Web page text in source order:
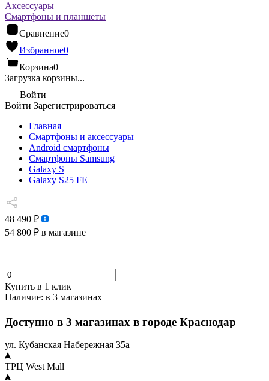
Аксессуары
Смартфоны и планшеты
Сравнение0
Избранное0
Корзина0
Загрузка корзины...
Войти
Войти Зарегистрироваться
Главная
Смартфоны и аксессуары
Android cмартфоны
Смартфоны Samsung
Galaxy S
Galaxy S25 FE
48 490 ₽
54 800 ₽ в магазине
Купить в 1 клик
Наличие: в 3 магазинах
Доступно в 3 магазинах в городе Краснодар
ул. Кубанская Набережная 35а
ТРЦ West Mall